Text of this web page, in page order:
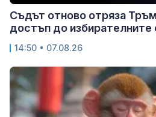
Съдът отново отряза
достъп до избирателните
14:50 • 07.08.26